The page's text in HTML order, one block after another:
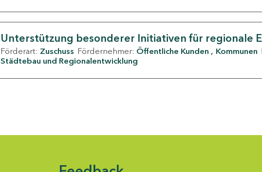
Unterstützung besonderer Initiativen für regionale
Förderart: Zuschuss Fördernehmer: Öffentliche Kunden Kommunen
Städtebau und Regionalentwicklung